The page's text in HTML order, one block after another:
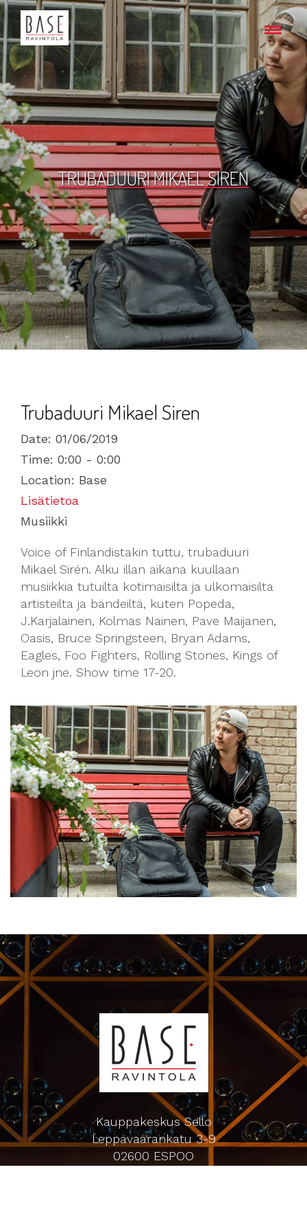
TRUBADUURI MIKAEL SIREN
Trubaduuri Mikael Siren
Date: 01/06/2019
Time: 0:00 - 0:00
Location: Base
Lisätietoa
Musiikki
Voice of Finlandistakin tuttu, trubaduuri
Mikael Sirén. Alku illan aikana kuullaan
musiikkia tutuilta kotimaisilta ja ulkomaisilta
artisteilta ja bändeiltä, kuten Popeda,
J.Karjalainen, Kolmas Nainen, Pave Maijanen,
Oasis, Bruce Springsteen, Bryan Adams,
Eagles, Foo Fighters, Rolling Stones, Kings of
Leon jne. Show time 17-20.
Kauppakeskus Sello
Leppävaarankatu 3-9
02600 ESPOO